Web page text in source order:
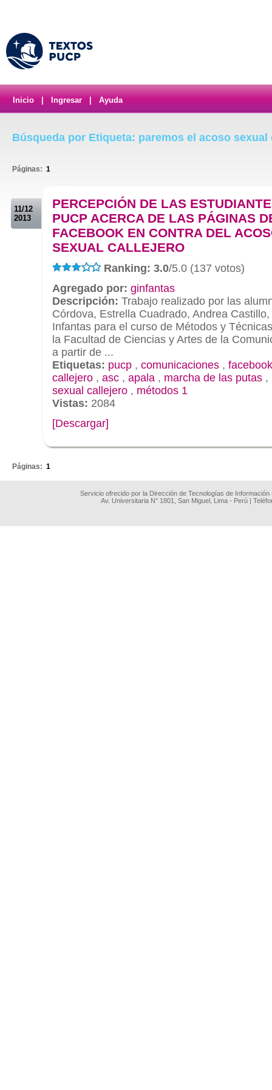
Inicio Ingresar Ayuda
Búsqueda por Etiqueta: paremos el acoso sexual
Páginas: 1
11/12
2013
PERCEPCIÓN DE LAS
PUCP ACERCA DE LAS PÁGINAS
FACEBOOK EN CONTRA DEL
SEXUAL CALLEJERO
Ranking: 3.0/5.0 (137 votos)
Agregado por: ginfantas
Descripción: Trabajo realizado por las
Córdova, Estrella Cuadrado, Andrea
Infantas para el curso de Métodos y
la Facultad de Ciencias y Artes de la
a partir de ...
Etiquetas: pucp , comunicaciones , facebook
callejero , asc , apala , marcha de las putas ,
sexual callejero , métodos 1
Vistas: 2084
[Descargar]
Páginas: 1
Servicio ofrecido por la Dirección de Tecnologías de
Av. Universitaria N° 1801, San Miguel, Lima - Perú |